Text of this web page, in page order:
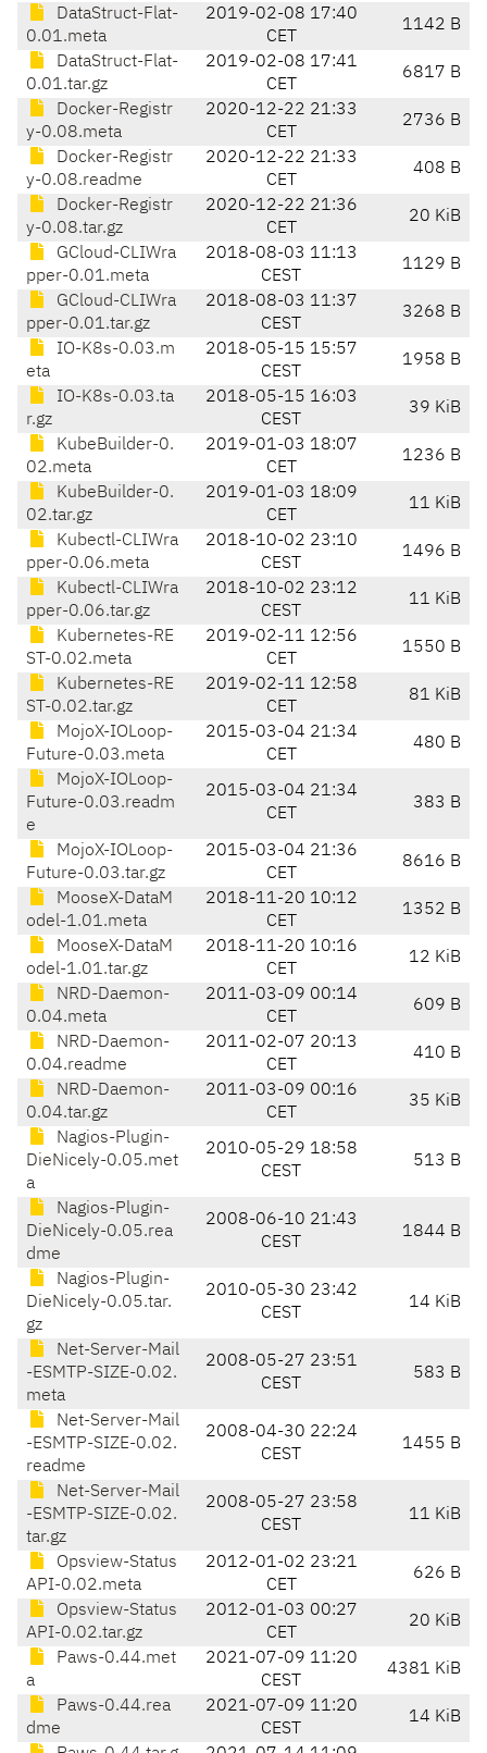
DataStruct-Flat-
0.01.meta
2019-02-08 17:40
CET
1142 B
DataStruct-Flat-
0.01.tar.gz
2019-02-08 17:41
CET
6817 B
Docker-Registr
y-0.08.meta
2020-12-22 21:33
CET
2736 B
Docker-Registr
y-0.08.readme
2020-12-22 21:33
CET
408 B
Docker-Registr
y-0.08.tar.gz
2020-12-22 21:36
CET
20 KiB
GCloud-CLIWra
pper-0.01.meta
2018-08-03 11:13
CEST
1129 B
GCloud-CLIWra
pper-0.01.tar.gz
2018-08-03 11:37
CEST
3268 B
IO-K8s-0.03.m
eta
2018-05-15 15:57
CEST
1958 B
IO-K8s-0.03.ta
r.gz
2018-05-15 16:03
CEST
39 KiB
KubeBuilder-0.
02.meta
2019-01-03 18:07
CET
1236 B
KubeBuilder-0.
02.tar.gz
2019-01-03 18:09
CET
11 KiB
Kubectl-CLIWra
pper-0.06.meta
2018-10-02 23:10
CEST
1496 B
Kubectl-CLIWra
pper-0.06.tar.gz
2018-10-02 23:12
CEST
11 KiB
Kubernetes-RE
ST-0.02.meta
2019-02-11 12:56
CET
1550 B
Kubernetes-RE
ST-0.02.tar.gz
2019-02-11 12:58
CET
81 KiB
MojoX-IOLoop-
Future-0.03.meta
2015-03-04 21:34
CET
480 B
MojoX-IOLoop-
Future-0.03.readm
e
2015-03-04 21:34
CET
383 B
MojoX-IOLoop-
Future-0.03.tar.gz
2015-03-04 21:36
CET
8616 B
MooseX-DataM
odel-1.01.meta
2018-11-20 10:12
CET
1352 B
MooseX-DataM
odel-1.01.tar.gz
2018-11-20 10:16
CET
12 KiB
NRD-Daemon-
0.04.meta
2011-03-09 00:14
CET
609 B
NRD-Daemon-
0.04.readme
2011-02-07 20:13
CET
410 B
NRD-Daemon-
0.04.tar.gz
2011-03-09 00:16
CET
35 KiB
Nagios-Plugin-
DieNicely-0.05.met
a
2010-05-29 18:58
CEST
513 B
Nagios-Plugin-
DieNicely-0.05.rea
dme
2008-06-10 21:43
CEST
1844 B
Nagios-Plugin-
DieNicely-0.05.tar.
gz
2010-05-30 23:42
CEST
14 KiB
Net-Server-Mail
-ESMTP-SIZE-0.02.
meta
2008-05-27 23:51
CEST
583 B
Net-Server-Mail
-ESMTP-SIZE-0.02.
readme
2008-04-30 22:24
CEST
1455 B
Net-Server-Mail
-ESMTP-SIZE-0.02.
tar.gz
2008-05-27 23:58
CEST
11 KiB
Opsview-Status
API-0.02.meta
2012-01-02 23:21
CET
626 B
Opsview-Status
API-0.02.tar.gz
2012-01-03 00:27
CET
20 KiB
Paws-0.44.met
a
2021-07-09 11:20
CEST
4381 KiB
Paws-0.44.rea
dme
2021-07-09 11:20
CEST
14 KiB